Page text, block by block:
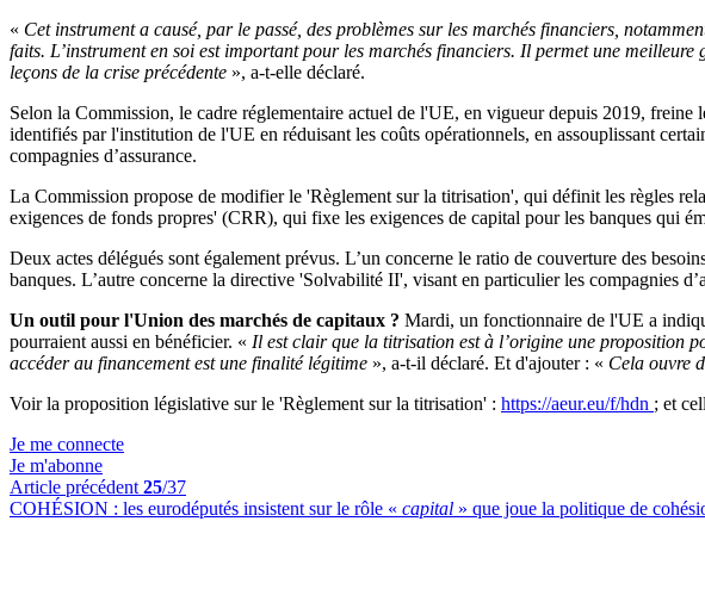
« Cet instrument a causé, par le passé, des problèmes sur les marchés financiers,
faits. L’instrument en soi est important pour les marchés financiers. Il permet une
leçons de la crise précédente », a-t-elle déclaré.
Selon la Commission, le cadre réglementaire actuel de l'UE, en vigueur depuis 2019,
identifiés par l'institution de l'UE en réduisant les coûts opérationnels, en assouplissant
compagnies d’assurance.
La Commission propose de modifier le 'Règlement sur la titrisation', qui définit les règles
exigences de fonds propres' (CRR), qui fixe les exigences de capital pour les banques qui
Deux actes délégués sont également prévus. L’un concerne le ratio de couverture des
banques. L’autre concerne la directive 'Solvabilité II', visant en particulier les compagnies
Un outil pour l'Union des marchés de capitaux ? Mardi, un fonctionnaire de l'UE a
pourraient aussi en bénéficier. « Il est clair que la titrisation est à l’origine une proposition
accéder au financement est une finalité légitime », a-t-il déclaré. Et d'ajouter : « Cela ouvre
Voir la proposition législative sur le 'Règlement sur la titrisation' : https://aeur.eu/f/hdn ; et
Je me connecte
Je m'abonne
Article précédent 25/37
COHÉSION : les eurodéputés insistent sur le rôle « capital » que joue la politique de